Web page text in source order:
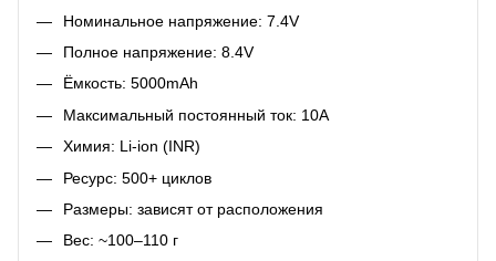
Номинальное напряжение: 7.4V
Полное напряжение: 8.4V
Ёмкость: 5000mAh
Максимальный постоянный ток: 10A
Химия: Li-ion (INR)
Ресурс: 500+ циклов
Размеры: зависят от расположения
Вес: ~100–110 г